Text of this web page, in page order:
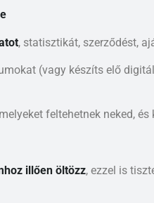
, statisztikát, szerződést,
(vagy készíts elő
feltehetnek neked,
illően öltözz, ezzel is